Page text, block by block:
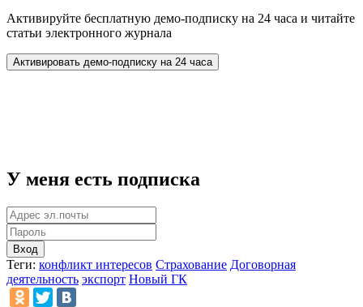
Активируйте бесплатную демо-подписку на 24 часа и читайте
статьи электронного журнала
У меня есть подписка
Вход
Теги: конфликт интересов Страхование Договорная
деятельность экспорт Новый ГК